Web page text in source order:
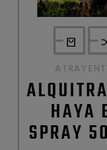
HAYA
SPRAY